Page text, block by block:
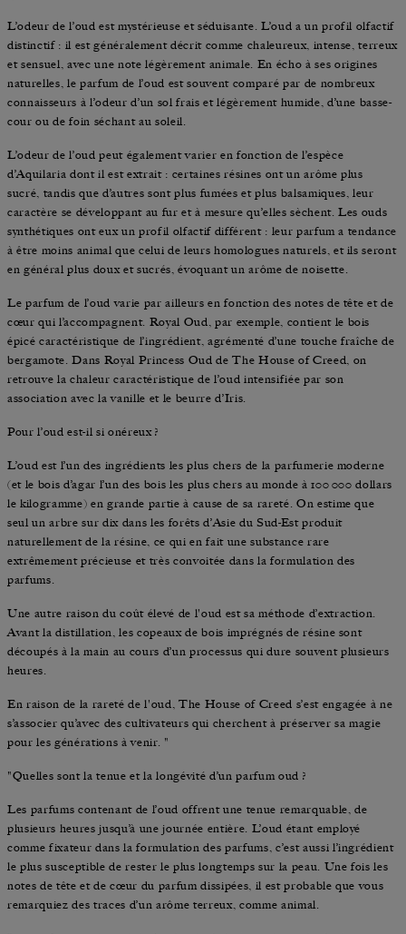
L’odeur de l’oud est mystérieuse et séduisante. L’oud a un profil olfactif
distinctif : il est généralement décrit comme chaleureux, intense, terreux
et sensuel, avec une note légèrement animale. En écho à ses origines
naturelles, le parfum de l’oud est souvent comparé par de nombreux
connaisseurs à l’odeur d’un sol frais et légèrement humide, d’une basse-
cour ou de foin séchant au soleil.
L’odeur de l’oud peut également varier en fonction de l’espèce
d’Aquilaria dont il est extrait : certaines résines ont un arôme plus
sucré, tandis que d’autres sont plus fumées et plus balsamiques, leur
caractère se développant au fur et à mesure qu’elles sèchent. Les ouds
synthétiques ont eux un profil olfactif différent : leur parfum a tendance
à être moins animal que celui de leurs homologues naturels, et ils seront
en général plus doux et sucrés, évoquant un arôme de noisette.
Le parfum de l’oud varie par ailleurs en fonction des notes de tête et de
cœur qui l’accompagnent. Royal Oud, par exemple, contient le bois
épicé caractéristique de l’ingrédient, agrémenté d’une touche fraîche de
bergamote. Dans Royal Princess Oud de The House of Creed, on
retrouve la chaleur caractéristique de l’oud intensifiée par son
association avec la vanille et le beurre d’Iris.
Pour l’oud est‑il si onéreux ?
L’oud est l’un des ingrédients les plus chers de la parfumerie moderne
(et le bois d’agar l’un des bois les plus chers au monde à 100 000 dollars
le kilogramme) en grande partie à cause de sa rareté. On estime que
seul un arbre sur dix dans les forêts d’Asie du Sud-Est produit
naturellement de la résine, ce qui en fait une substance rare
extrêmement précieuse et très convoitée dans la formulation des
parfums.
Une autre raison du coût élevé de l'oud est sa méthode d’extraction.
Avant la distillation, les copeaux de bois imprégnés de résine sont
découpés à la main au cours d’un processus qui dure souvent plusieurs
heures.
En raison de la rareté de l'oud, The House of Creed s’est engagée à ne
s’associer qu’avec des cultivateurs qui cherchent à préserver sa magie
pour les générations à venir. "
"Quelles sont la tenue et la longévité d’un parfum oud ?
Les parfums contenant de l’oud offrent une tenue remarquable, de
plusieurs heures jusqu’à une journée entière. L’oud étant employé
comme fixateur dans la formulation des parfums, c’est aussi l’ingrédient
le plus susceptible de rester le plus longtemps sur la peau. Une fois les
notes de tête et de cœur du parfum dissipées, il est probable que vous
remarquiez des traces d’un arôme terreux, comme animal.